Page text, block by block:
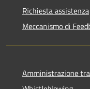
Richiesta assistenza
Meccanismo di
Amministrazione